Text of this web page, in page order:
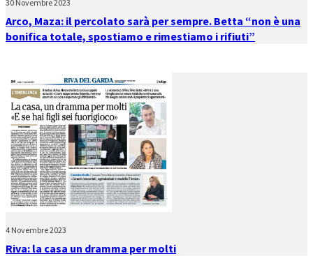
30 Novembre 2023
Arco, Maza: il percolato sarà per sempre. Betta “non è una
bonifica totale, spostiamo e rimestiamo i rifiuti”
4 Novembre 2023
Riva: la casa un dramma per molti